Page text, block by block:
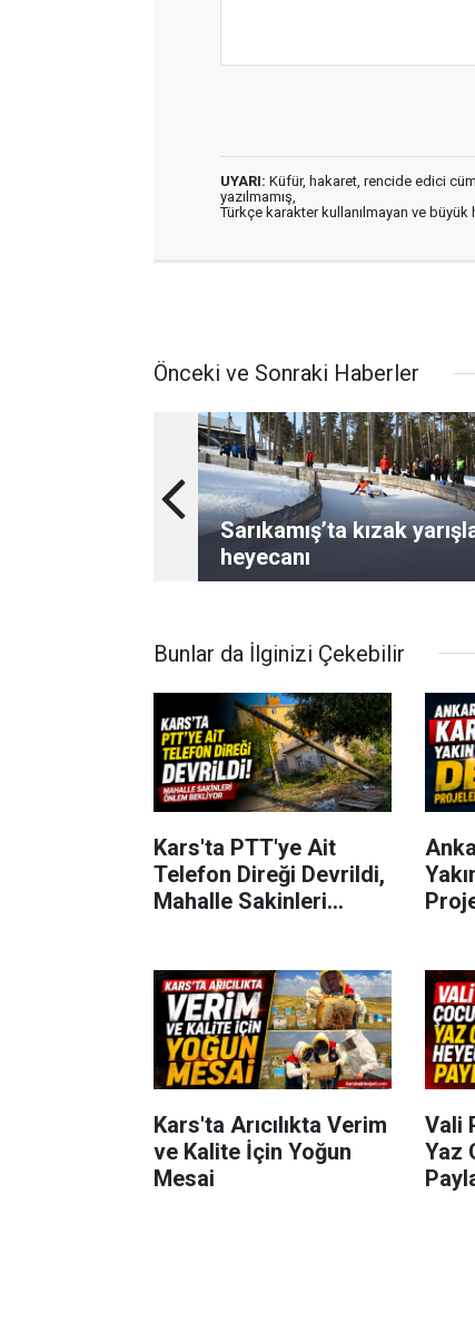
UYARI: Küfür, hakaret, rencide edici
yazılmamış,
Türkçe karakter kullanılmayan ve büyük
Önceki ve Sonraki Haberler
Sarıkamış’ta kızak
heyecanı
Bunlar da İlginizi Çekebilir
Kars'ta PTT'ye Ait
Telefon Direği Devrildi,
Mahalle Sakinleri
Kars'ta Arıcılıkta Verim
ve Kalite İçin Yoğun
Mesai
Vali
Yaz